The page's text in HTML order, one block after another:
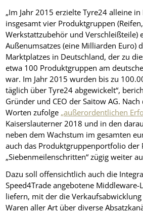
„Im Jahr 2015 erzielte Tyre24 alleine
insgesamt vier Produktgruppen
Werkstattzubehör und Verschleißteile)
Außenumsatzes (eine Milliarden Euro)
Marktplatzes in Deutschland, der zu
etwa 100 Produktgruppen am
war. Im Jahr 2015 wurden bis zu
täglich über Tyre24 abgewickelt“,
Gründer und CEO der Saitow AG.
Worten zufolge „außerordentlichen
Kaiserslauterner 2018 und in den
neben dem Wachstum im gesamten
auch das Produktgruppenportfolio der
„Siebenmeilenschritten“ zügig weiter
Dazu soll offensichtlich auch die
Speed4Trade angebotene
liefern, mit der die
Waren aller Art über diverse